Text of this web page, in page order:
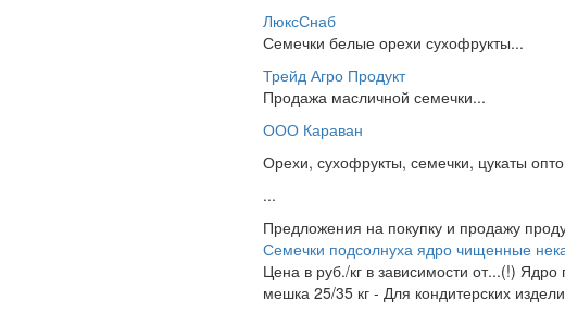
ЛюксСнаб
Семечки белые орехи сухофрукты...
Трейд Агро Продукт
Продажа масличной семечки...
ООО Караван
Орехи, сухофрукты, семечки, цукаты
...
Предложения на покупку и продажу
Семечки подсолнуха ядро чищенные
Цена в руб./кг в зависимости от...(!)
мешка 25/35 кг - Для кондитерских